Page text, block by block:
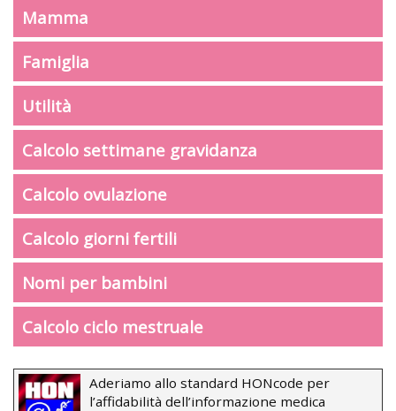
Mamma
Famiglia
Utilità
Calcolo settimane gravidanza
Calcolo ovulazione
Calcolo giorni fertili
Nomi per bambini
Calcolo ciclo mestruale
Aderiamo allo standard HONcode per
l’affidabilità dell’informazione medica